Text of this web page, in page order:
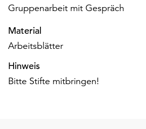
oder
Impressum
Gruppenarbeit mit Gespräch
Material
Arbeitsblätter
Hinweis
Bitte Stifte mitbringen!